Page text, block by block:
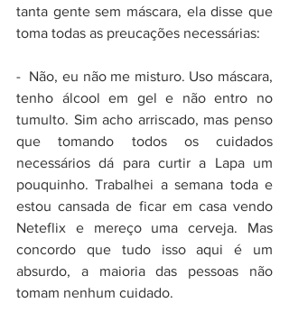
tanta gente sem máscara, ela disse que
toma todas as preucações necessárias:
-  Não, eu não me misturo. Uso máscara,
tenho álcool em gel e não entro no
tumulto. Sim acho arriscado, mas penso
que tomando todos os cuidados
necessários dá para curtir a Lapa um
pouquinho. Trabalhei a semana toda e
estou cansada de ficar em casa vendo
Neteflix e mereço uma cerveja. Mas
concordo que tudo isso aqui é um
absurdo, a maioria das pessoas não
tomam nenhum cuidado.